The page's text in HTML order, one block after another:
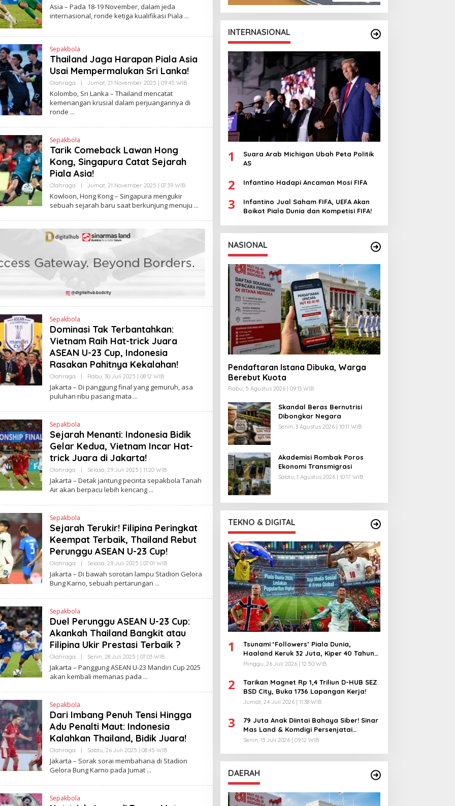
H
I
Asia – Pada 18-19 November, dalam jeda
internasional, ronde ketiga kualifikasi Piala
Sepakbola
Thailand Jaga Harapan Piala Asia
Usai Mempermalukan Sri Lanka!
Olahraga | Jumat, 21 November 2025 | 09:45 WIBO
H
I
Kolombo, Sri Lanka – Thailand mencatat
kemenangan krusial dalam perjuangannya di
ronde
Sepakbola
Tarik Comeback Lawan Hong
Kong, Singapura Catat Sejarah
Piala Asia!
Olahraga | Jumat, 21 November 2025 | 07:39 WIBO
H
V
I
Kowloon, Hong Kong – Singapura mengukir
sebuah sejarah baru saat berkunjung menuju
Sepakbola
Dominasi Tak Terbantahkan:
Vietnam Raih Hat-trick Juara
ASEAN U-23 Cup, Indonesia
Rasakan Pahitnya Kekalahan!
Olahraga Rabu, 30 Juli 2025 | 08:12 WIBO
E
E
R
N
S
I
Jakarta – Di panggung final yang gemuruh, asa
puluhan ribu pasang mata
Sepakbola
Sejarah Menanti: Indonesia Bidik
Gelar Kedua, Vietnam Incar Hat-
trick Juara di Jakarta!
Olahraga Selasa, 29 Juli 2025 | 11:20 WIBO
L
E
E
R
N
E
W
S
I
Jakarta – Detak jantung pecinta sepakbola Tanah
Air akan berpacu lebih kencang
Sepakbola
Sejarah Terukir! Filipina Peringkat
Keempat Terbaik, Thailand Rebut
Perunggu ASEAN U-23 Cup!
Olahraga Selasa, 29 Juli 2025 | 07:01 WIBO
L
E
E
R
N
E
W
I
Jakarta – Di bawah sorotan lampu Stadion Gelora
Bung Karno, sebuah pertarungan
Sepakbola
Duel Perunggu ASEAN U-23 Cup:
Akankah Thailand Bangkit atau
Filipina Ukir Prestasi Terbaik ?
Olahraga Senin, 28 Juli 2025 | 07:03 WIBO
L
E
E
R
N
E
W
S
I
Jakarta – Panggung ASEAN U-23 Mandiri Cup 2025
akan kembali memanas pada
Sepakbola
Dari Imbang Penuh Tensi Hingga
Adu Penalti Maut: Indonesia
Kalahkan Thailand, Bidik Juara!
Olahraga Sabtu, 26 Juli 2025 | 08:45 WIBO
L
E
E
Jakarta – Sorak sorai membahana di Stadion
Gelora Bung Karno pada Jumat
Sepakbola
INTERNASIONAL
1
Suara Arab Michigan Ubah Peta Politik
AS
2 Infantino Hadapi Ancaman Mosi FIFA
3
Infantino Jual Saham FIFA, UEFA Akan
Boikot Piala Dunia dan Kompetisi FIFA!
NASIONAL
Pendaftaran Istana Dibuka, Warga
Berebut Kuota
Rabu, 5 Agustus 2026 | 09:13 WIB
Skandal Beras Bernutrisi
Dibongkar Negara
Senin, 3 Agustus 2026 | 10:11 WIB
Akademisi Rombak Poros
Ekonomi Transmigrasi
Sabtu, 1 Agustus 2026 | 10:17 WIB
TEKNO & DIGITAL
1
Tsunami ‘Followers’ Piala Dunia,
Haaland Keruk 32 Juta, Kiper 40 Tahun
Bikin Geger!
Minggu, 26 Juli 2026 | 12:50 WIB
2
Tarikan Magnet Rp 1,4 Triliun D-HUB SEZ
BSD City, Buka 1736 Lapangan Kerja!
Jumat, 24 Juli 2026 | 11:38 WIB
3
79 Juta Anak Diintai Bahaya Siber! Sinar
Mas Land & Komdigi Persenjatai
Ratusan Guru!
Senin, 13 Juli 2026 | 09:12 WIB
DAERAH